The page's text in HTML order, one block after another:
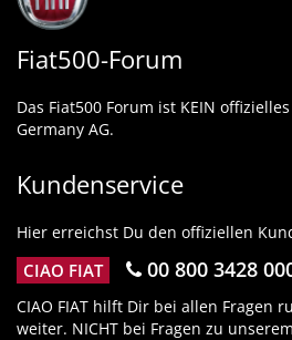
Fiat500-Forum
Das Fiat500 Forum ist KEIN
Germany AG.
Kundenservice
Hier erreichst Du den offiziellen
CIAO FIAT 00 800 3428
CIAO FIAT hilft Dir bei allen Fragen
weiter. NICHT bei Fragen zu